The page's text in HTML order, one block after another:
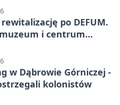
po DEFUM.
i centrum
w Dąbrowie Górniczej -
kolonistów